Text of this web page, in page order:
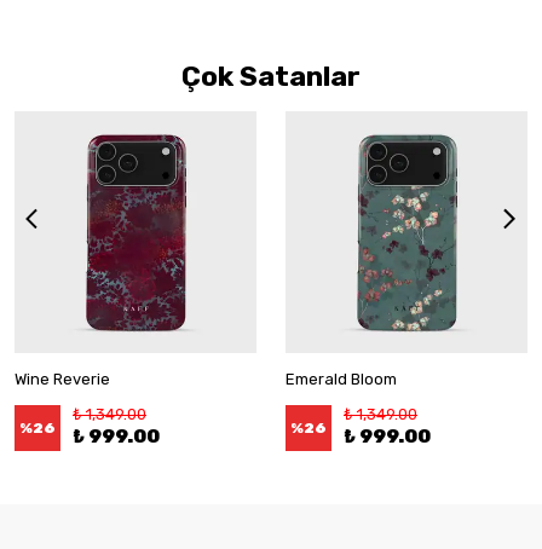
Çok Satanlar
Wine Reverie
%26
₺ 1,349.00
₺ 999.00
Emerald Bloom
%26
₺ 1,349.00
₺ 999.00